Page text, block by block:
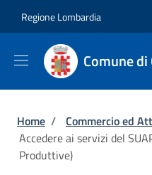
Regione Lombardia
Comune
Briciole di
Home / Commercio ed
Accedere ai servizi del
Produttive)